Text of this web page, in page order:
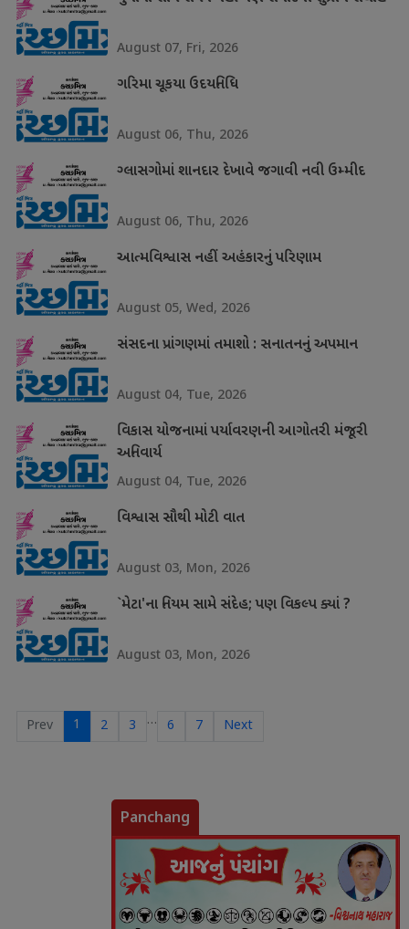
August 07, Fri, 2026
ગરિમા ચૂકયા ઉદયનિધિ
August 06, Thu, 2026
ગ્લાસગોમાં શાનદાર દેખાવે જગાવી નવી ઉમ્મીદ
August 06, Thu, 2026
આત્મવિશ્વાસ નહીં અહંકારનું પરિણામ
August 05, Wed, 2026
સંસદના પ્રાંગણમાં તમાશો : સનાતનનું અપમાન
August 04, Tue, 2026
વિકાસ યોજનામાં પર્યાવરણની આગોતરી મંજૂરી
અનિવાર્ય
August 04, Tue, 2026
વિશ્વાસ સૌથી મોટી વાત
August 03, Mon, 2026
`મેટા'ના નિયમ સામે સંદેહ; પણ વિકલ્પ ક્યાં ?
August 03, Mon, 2026
Prev 1 2 3 … 6 7 Next
Panchang